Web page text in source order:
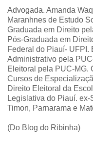
Advogada. Amanda
Maranhnes de Estudo
Graduada em Direito
Pós-Graduada em
Federal do Piauí- UFPI.
Administrativo pela
Eleitoral pela PUC-MG.
Cursos de
Direito Eleitoral da
Legislativa do Piauí.
Timon, Parnarama e
(Do Blog do Ribinha)